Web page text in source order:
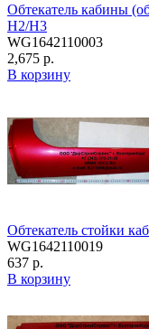
Обтекатель кабины
H2/H3
WG1642110003
2,675 р.
В корзину
Обтекатель стойки
WG1642110019
637 р.
В корзину